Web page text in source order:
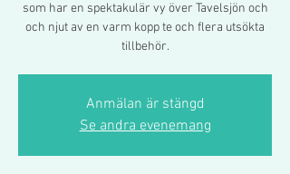
som har en spektakulär vy över Tavelsjön och
och njut av en varm kopp te och flera utsökta
tillbehör.
Anmälan är stängd
Se andra evenemang